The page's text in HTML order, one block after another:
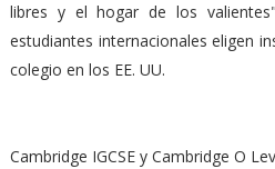
libres y el hogar de los
estudiantes internacionales eligen
colegio en los EE. UU.
Cambridge IGCSE y Cambridge O